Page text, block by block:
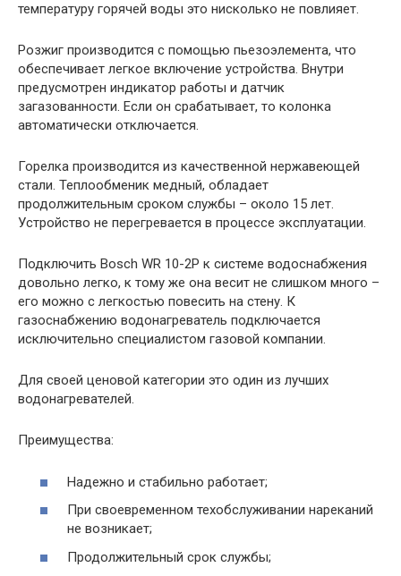
температуру горячей воды это нисколько не повлияет.
Розжиг производится с помощью пьезоэлемента, что
обеспечивает легкое включение устройства. Внутри
предусмотрен индикатор работы и датчик
загазованности. Если он срабатывает, то колонка
автоматически отключается.
Горелка производится из качественной нержавеющей
стали. Теплообменик медный, обладает
продолжительным сроком службы – около 15 лет.
Устройство не перегревается в процессе эксплуатации.
Подключить Bosch WR 10-2P к системе водоснабжения
довольно легко, к тому же она весит не слишком много –
его можно с легкостью повесить на стену. К
газоснабжению водонагреватель подключается
исключительно специалистом газовой компании.
Для своей ценовой категории это один из лучших
водонагревателей.
Преимущества:
Надежно и стабильно работает;
При своевременном техобслуживании нареканий
не возникает;
Продолжительный срок службы;